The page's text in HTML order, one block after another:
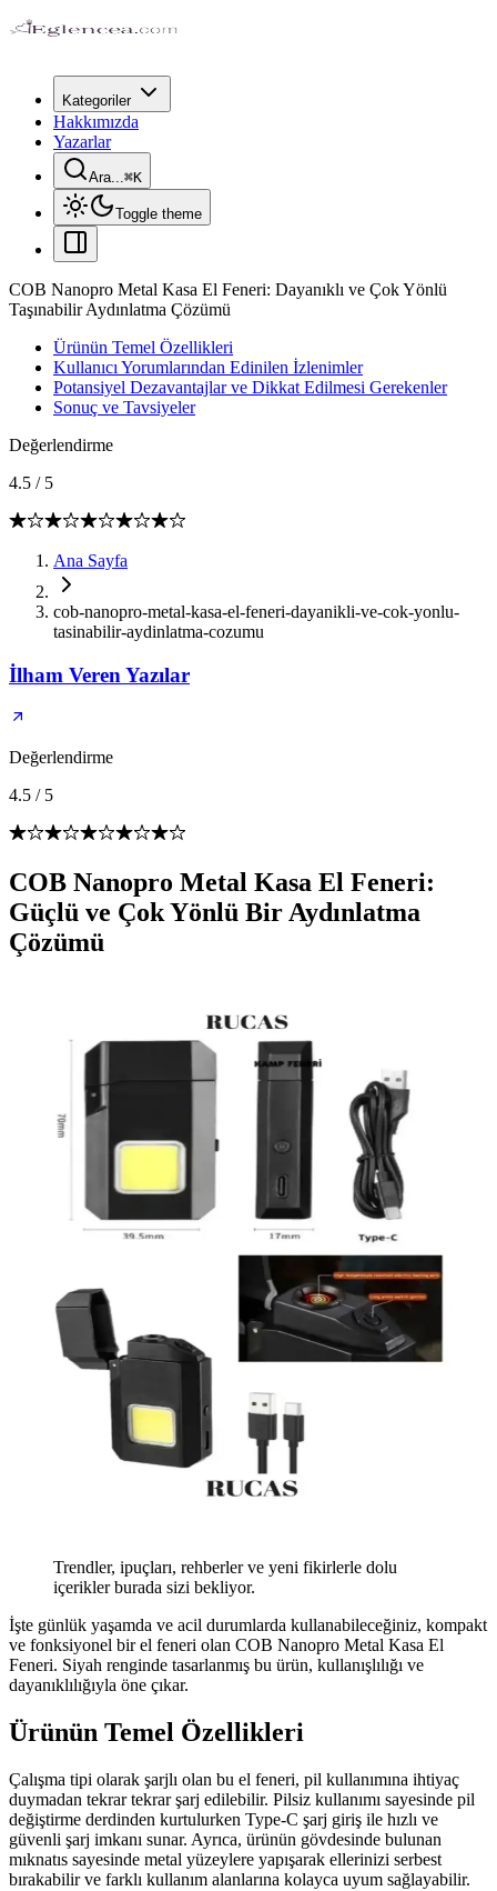
Kategoriler
Hakkımızda
Yazarlar
Ara...⌘K
Toggle theme
COB Nanopro Metal Kasa El Feneri: Dayanıklı ve Çok Yönlü
Taşınabilir Aydınlatma Çözümü
Ürünün Temel Özellikleri
Kullanıcı Yorumlarından Edinilen İzlenimler
Potansiyel Dezavantajlar ve Dikkat Edilmesi Gerekenler
Sonuç ve Tavsiyeler
Değerlendirme
4.5 / 5
Ana Sayfa
cob-nanopro-metal-kasa-el-feneri-dayanikli-ve-cok-yonlu-
tasinabilir-aydinlatma-cozumu
İlham Veren Yazılar
Değerlendirme
4.5 / 5
COB Nanopro Metal Kasa El Feneri:
Güçlü ve Çok Yönlü Bir Aydınlatma
Çözümü
Trendler, ipuçları, rehberler ve yeni fikirlerle dolu
içerikler burada sizi bekliyor.
İşte günlük yaşamda ve acil durumlarda kullanabileceğiniz, kompakt
ve fonksiyonel bir el feneri olan COB Nanopro Metal Kasa El
Feneri. Siyah renginde tasarlanmış bu ürün, kullanışlılığı ve
dayanıklılığıyla öne çıkar.
Ürünün Temel Özellikleri
Çalışma tipi olarak şarjlı olan bu el feneri, pil kullanımına ihtiyaç
duymadan tekrar tekrar şarj edilebilir. Pilsiz kullanımı sayesinde pil
değiştirme derdinden kurtulurken Type-C şarj giriş ile hızlı ve
güvenli şarj imkanı sunar. Ayrıca, ürünün gövdesinde bulunan
mıknatıs sayesinde metal yüzeylere yapışarak ellerinizi serbest
bırakabilir ve farklı kullanım alanlarına kolayca uyum sağlayabilir.